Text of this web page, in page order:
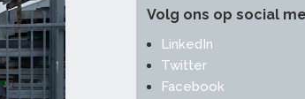
Volg ons op social
LinkedIn
Twitter
Facebook